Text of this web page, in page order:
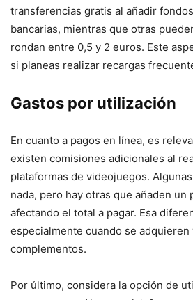
transferencias gratis al añadir
bancarias, mientras que otras
rondan entre 0,5 y 2 euros. Este
si planeas realizar recargas
Gastos por utilización
En cuanto a pagos en línea, es
existen comisiones adicionales al
plataformas de videojuegos.
nada, pero hay otras que añaden un
afectando el total a pagar. Esa
especialmente cuando se adquieren
complementos.
Por último, considera la opción de